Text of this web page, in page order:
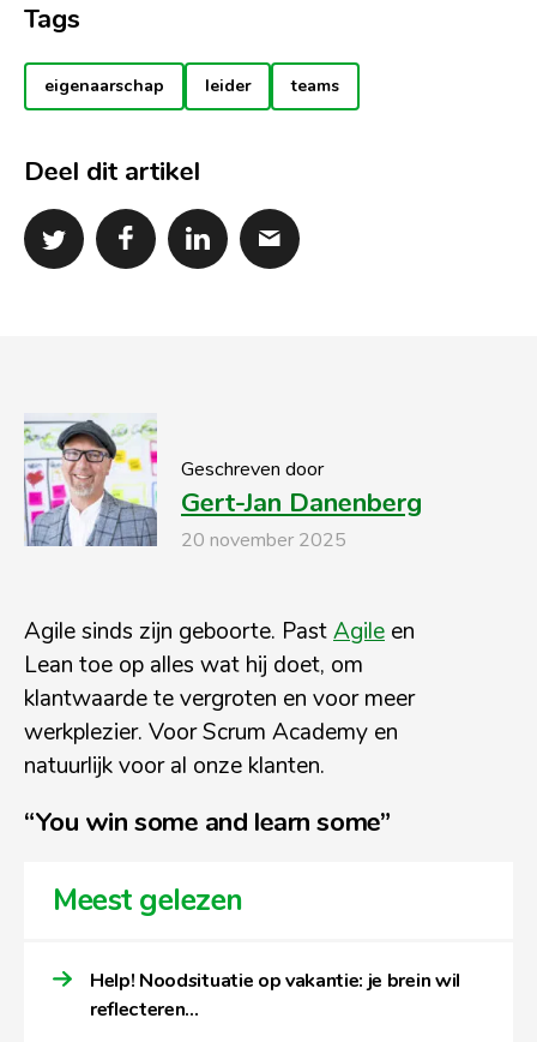
Tags
eigenaarschap leider teams
Deel dit artikel
Geschreven door
Gert-Jan Danenberg
20 november 2025
Agile sinds zijn geboorte. PastAgile en
Lean toe op alles wat hij doet, om
klantwaarde te vergroten en voor meer
werkplezier. Voor Scrum Academy en
natuurlijk voor al onze klanten.
“You win some and learn some”
Meest gelezen
Help! Noodsituatie op vakantie: je brein wil
reflecteren…